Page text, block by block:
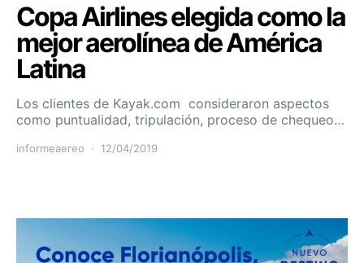
Copa Airlines elegida como la
mejor aerolínea de América
Latina
Los clientes de Kayak.com consideraron aspectos
como puntualidad, tripulación, proceso de chequeo…
informeaereo 12/04/2019